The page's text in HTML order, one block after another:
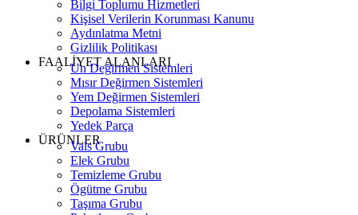
Bilgi Toplumu Hizmetleri
Kişisel Verilerin Korunması Kanunu
Aydınlatma Metni
Gizlilik Politikası
FAALİYET ALANLARI
Un Değirmen Sistemleri
Mısır Değirmen Sistemleri
Yem Değirmen Sistemleri
Depolama Sistemleri
Yedek Parça
ÜRÜNLER
Vals Grubu
Elek Grubu
Temizleme Grubu
Ögütme Grubu
Taşıma Grubu